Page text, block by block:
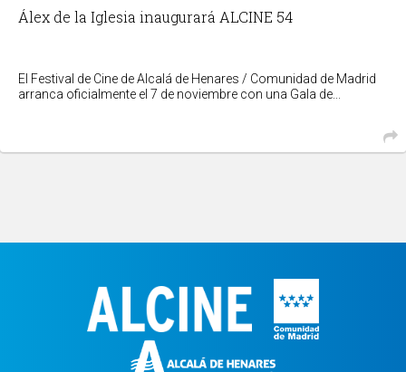
Álex de la Iglesia inaugurará ALCINE 54
El Festival de Cine de Alcalá de Henares / Comunidad de Madrid
arranca oficialmente el 7 de noviembre con una Gala de...